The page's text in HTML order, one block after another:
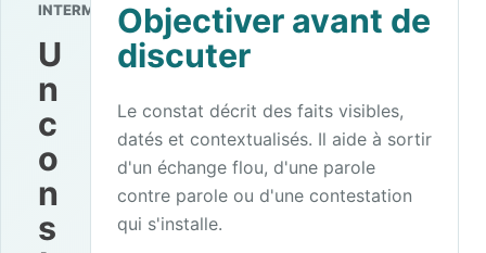
INTERMEDIANCE
U
n
c
o
n
s
Objectiver avant de
discuter
Le constat décrit des faits visibles,
datés et contextualisés. Il aide à sortir
d'un échange flou, d'une parole
contre parole ou d'une contestation
qui s'installe.